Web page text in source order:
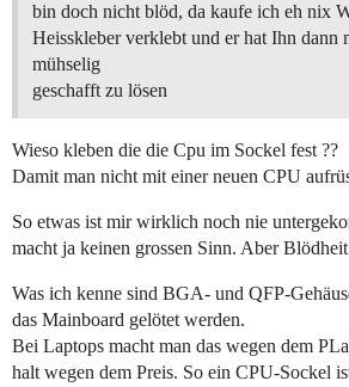
bin doch nicht blöd, da kaufe ich eh nix
Heisskleber verklebt und er hat Ihn dann
mühselig
geschafft zu lösen
Wieso kleben die die Cpu im Sockel fest ??
Damit man nicht mit einer neuen CPU
So etwas ist mir wirklich noch nie
macht ja keinen grossen Sinn. Aber
Was ich kenne sind BGA- und QFP-
das Mainboard gelötet werden.
Bei Laptops macht man das wegen dem
halt wegen dem Preis. So ein CPU-Sockel